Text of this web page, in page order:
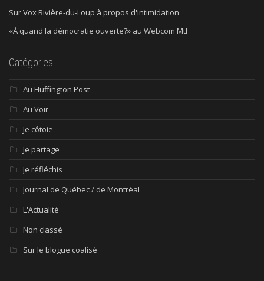
Sur Vox Rivière-du-Loup à propos d'intimidation
«À quand la démocratie ouverte?» au Webcom Mtl
Catégories
Au Huffington Post
Au Voir
Je côtoie
Je partage
Je réfléchis
Journal de Québec / de Montréal
L'Actualité
Non classé
Sur le blogue coalisé